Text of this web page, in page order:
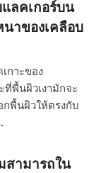
ลคเกอร์บน
าของเคลือบ
กาะของ
พื้นผิวเงามักจะ
กพื้นผิวให้ตรงกับ
สามารถใน